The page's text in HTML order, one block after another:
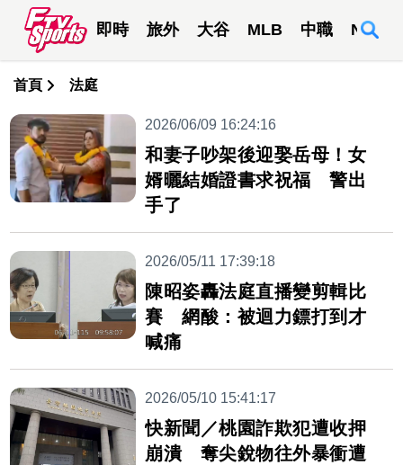
即時 旅外 大谷 MLB 中職 NBA
首頁 法庭
2026/06/09 16:24:16
和妻子吵架後迎娶岳母！女
婿曬結婚證書求祝福 警出
手了
2026/05/11 17:39:18
陳昭姿轟法庭直播變剪輯比
賽 網酸：被迴力鏢打到才
喊痛
2026/05/10 15:41:17
快新聞／桃園詐欺犯遭收押
崩潰 奪尖銳物往外暴衝遭